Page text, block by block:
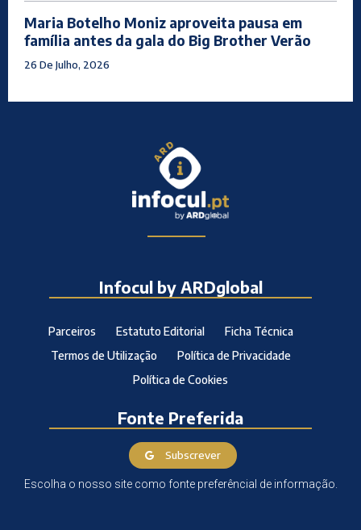
Maria Botelho Moniz aproveita pausa em
família antes da gala do Big Brother Verão
26 De Julho, 2026
Infocul by ARDglobal
Parceiros Estatuto Editorial
Ficha Técnica
Termos de Utilização
Política de Privacidade
Política de Cookies
Fonte Preferida
Subscrever
Escolha o nosso site como fonte preferêncial de informação.